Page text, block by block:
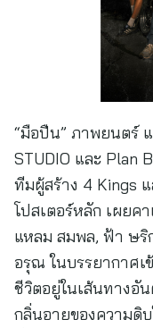
“มือปืน” ภาพยนตร์
STUDIO และ Plan
ทีมผู้สร้าง 4 Kings
โปสเตอร์หลัก เผยค
แหลม สมพล, ฟ้า ษริ
อรุณ ในบรรยากาศ
ชีวิตอยู่ในเส้นทางอั
กลิ่นอายของความดิ